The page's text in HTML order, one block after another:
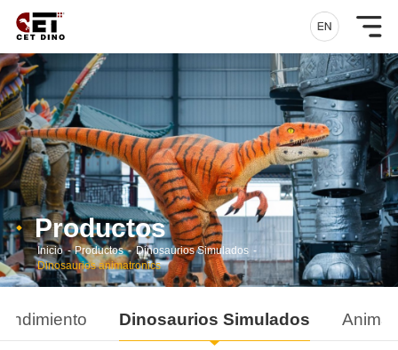
Productos
Inicio - Productos - Dinosaurios Simulados -
Dinosaurios animatronics
Dinosaurios Simulados